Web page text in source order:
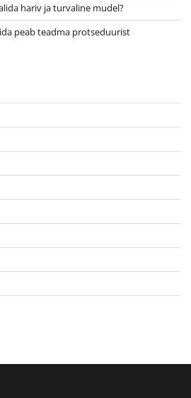
hariv ja turvaline mudel?
peab teadma protseduurist